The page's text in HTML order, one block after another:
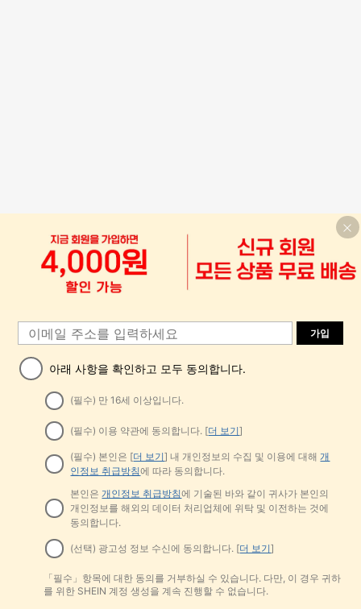
가입
아래 사항을 확인하고 모두 동의합니다.
(필수) 만 16세 이상입니다.
(필수) 이용 약관에 동의합니다. [더 보기]
(필수) 본인은 [더 보기] 내 개인정보의 수집 및 이용에 대해개
인정보 취급방침에 따라 동의합니다.
본인은 개인정보 취급방침에 기술된 바와 같이 귀사가 본인의
개인정보를 해외의 데이터 처리업체에 위탁 및 이전하는 것에
동의합니다.
(선택) 광고성 정보 수신에 동의합니다. [더 보기]
「필수」항목에 대한 동의를 거부하실 수 있습니다. 다만, 이 경우 귀하
를 위한 SHEIN 계정 생성을 계속 진행할 수 없습니다.